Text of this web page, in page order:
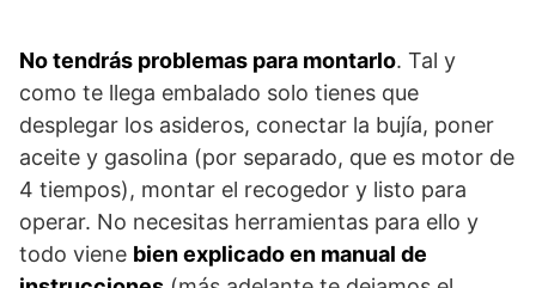
No tendrás problemas para montarlo. Tal y
como te llega embalado solo tienes que
desplegar los asideros, conectar la bujía, poner
aceite y gasolina (por separado, que es motor de
4 tiempos), montar el recogedor y listo para
operar. No necesitas herramientas para ello y
todo viene bien explicado en manual de